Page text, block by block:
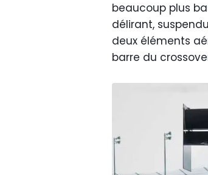
beaucoup plus
délirant,
deux éléments
barre du